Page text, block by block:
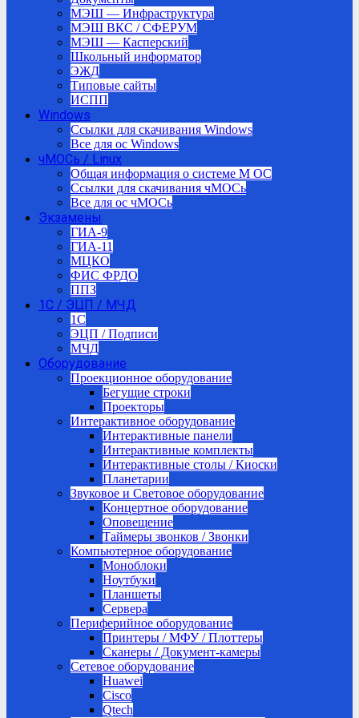
МЭШ — Инфраструктура
МЭШ ВКС / СФЕРУМ
МЭШ — Касперский
Школьный информатор
ЭЖД
Типовые сайты
ИСПП
Windows
Ссылки для скачивания Windows
Все для ос Windows
чМОСь / Linux
Общая информация о системе М ОС
Ссылки для скачивания чМОСь
Все для ос чМОСь
Экзамены
ГИА-9
ГИА-11
МЦКО
ФИС ФРДО
ППЗ
1С / ЭЦП / МЧД
1C
ЭЦП / Подписи
МЧД
Оборудование
Проекционное оборудование
Бегущие строки
Проекторы
Интерактивное оборудование
Интерактивные панели
Интерактивные комплекты
Интерактивные столы / Киоски
Планетарии
Звуковое и Световое оборудование
Концертное оборудование
Оповещение
Таймеры звонков / Звонки
Компьютерное оборудование
Моноблоки
Ноутбуки
Планшеты
Сервера
Периферийное оборудование
Принтеры / МФУ / Плоттеры
Сканеры / Документ-камеры
Сетевое оборудование
Huawei
Cisco
Qtech